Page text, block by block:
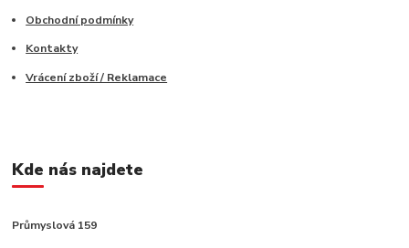
Obchodní podmínky
Kontakty
Vrácení zboží / Reklamace
Kde nás najdete
Průmyslová 159